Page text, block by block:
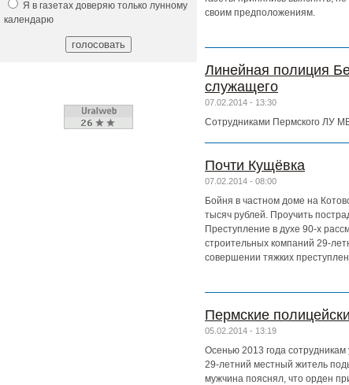
своим предположениям.
Линейная полиция
служащего
07.02.2014 - 13:30
Сотрудниками Пермского ЛУ
Почти Кущёвка
07.02.2014 - 08:00
Бойня в частном доме на
тысяч рублей. Проучить
Преступление в духе 90-х
строительных компаний 29-
совершении тяжких
Пермские
05.02.2014 - 13:19
Осенью 2013 года
29-летний местный житель
мужчина пояснял, что орден
Я в газетах доверяю только лунному
календарю